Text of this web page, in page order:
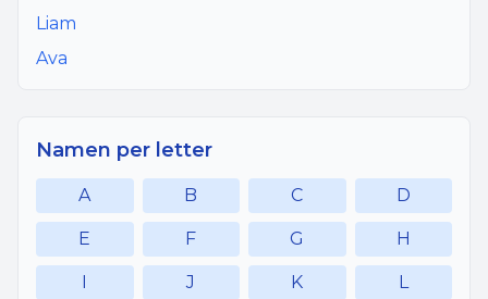
Liam
Ava
Namen per letter
A B C D
E F G H
I J K L